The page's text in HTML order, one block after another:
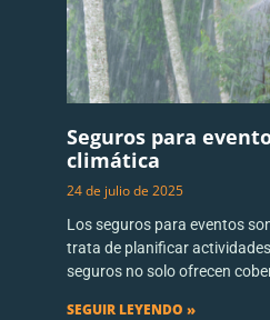
Seguros para
climática
24 de julio de 2025
Los seguros para eventos
trata de planificar
seguros no solo ofrecen
SEGUIR LEYENDO »